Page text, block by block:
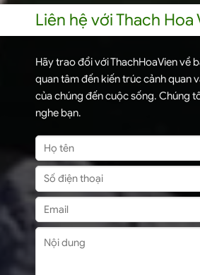
Liên hệ với Thach Hoa
Hãy trao đổi với ThachHoaVien về
quan tâm đến kiến trúc cảnh quan
của chúng đến cuộc sống. Chúng
nghe bạn.